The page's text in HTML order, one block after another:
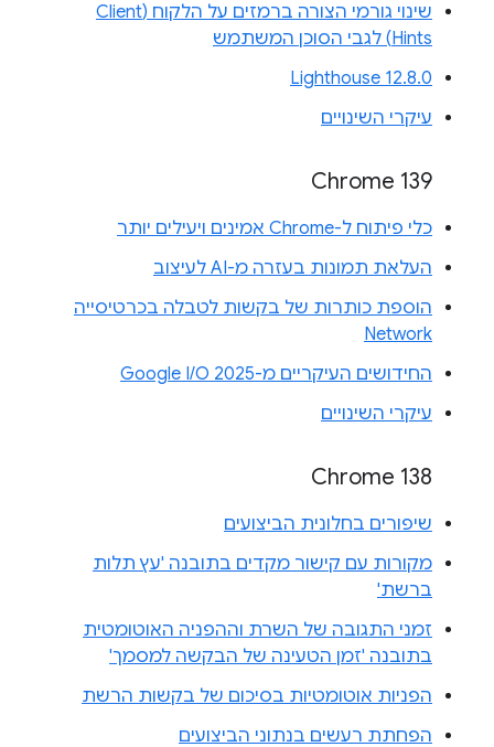
שינוי גורמי הצורה ברמזים על הלקוח (Client
Hints) לגבי הסוכן המשתמש
Lighthouse 12.8.0
עיקרי השינויים
Chrome 139
כלי פיתוח ל-Chrome אמינים ויעילים יותר
העלאת תמונות בעזרה מ-AI לעיצוב
הוספת כותרות של בקשות לטבלה בכרטיסייה
Network
החידושים העיקריים מ-Google I/O 2025
עיקרי השינויים
Chrome 138
שיפורים בחלונית הביצועים
מקורות עם קישור מקדים בתובנה 'עץ תלות
ברשת'
זמני התגובה של השרת וההפניה האוטומטית
בתובנה 'זמן הטעינה של הבקשה למסמך'
הפניות אוטומטיות בסיכום של בקשות הרשת
הפחתת רעשים בנתוני הביצועים